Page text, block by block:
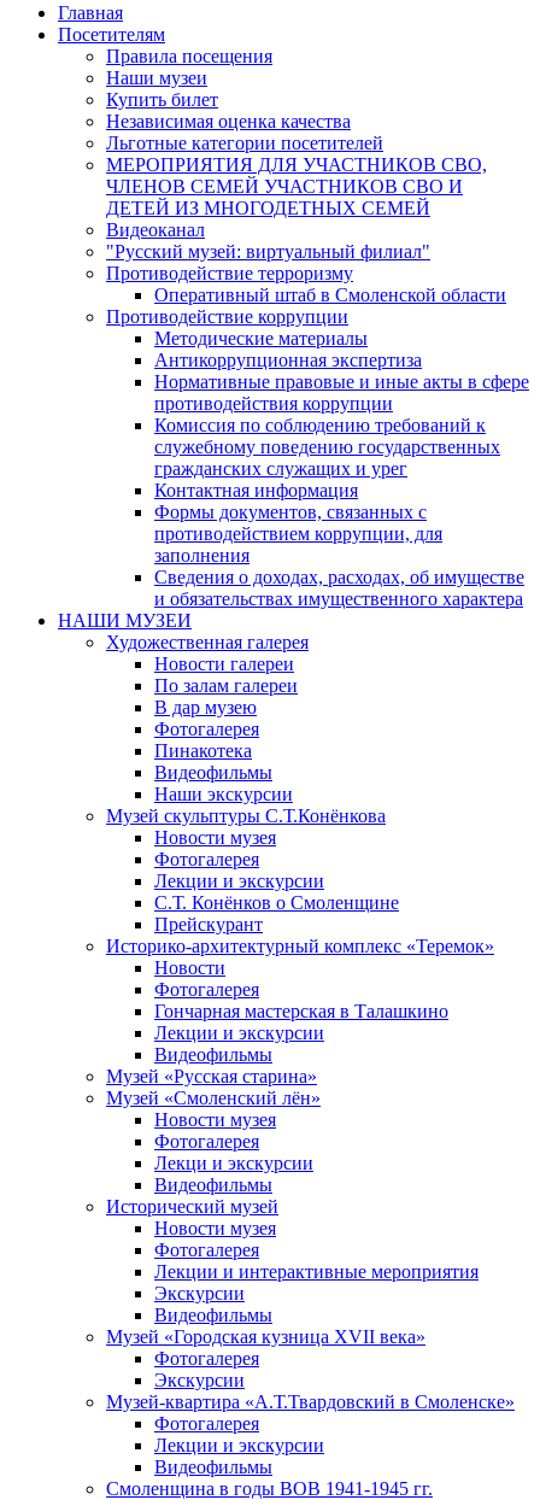
Главная
Посетителям
Правила посещения
Наши музеи
Купить билет
Независимая оценка качества
Льготные категории посетителей
МЕРОПРИЯТИЯ ДЛЯ УЧАСТНИКОВ СВО,
ЧЛЕНОВ СЕМЕЙ УЧАСТНИКОВ СВО И
ДЕТЕЙ ИЗ МНОГОДЕТНЫХ СЕМЕЙ
Видеоканал
"Русский музей: виртуальный филиал"
Противодействие терроризму
Оперативный штаб в Смоленской области
Противодействие коррупции
Методические материалы
Антикоррупционная экспертиза
Нормативные правовые и иные акты в сфере
противодействия коррупции
Комиссия по соблюдению требований к
служебному поведению государственных
гражданских служащих и урег
Контактная информация
Формы документов, связанных с
противодействием коррупции, для
заполнения
Сведения о доходах, расходах, об имуществе
и обязательствах имущественного характера
НАШИ МУЗЕИ
Художественная галерея
Новости галереи
По залам галереи
В дар музею
Фотогалерея
Пинакотека
Видеофильмы
Наши экскурсии
Музей скульптуры С.Т.Конёнкова
Новости музея
Фотогалерея
Лекции и экскурсии
С.Т. Конёнков о Смоленщине
Прейскурант
Историко-архитектурный комплекс «Теремок»
Новости
Фотогалерея
Гончарная мастерская в Талашкино
Лекции и экскурсии
Видеофильмы
Музей «Русская старина»
Музей «Смоленский лён»
Новости музея
Фотогалерея
Лекци и экскурсии
Видеофильмы
Исторический музей
Новости музея
Фотогалерея
Лекции и интерактивные мероприятия
Экскурсии
Видеофильмы
Музей «Городская кузница XVII века»
Фотогалерея
Экскурсии
Музей-квартира «А.Т.Твардовский в Смоленске»
Фотогалерея
Лекции и экскурсии
Видеофильмы
Смоленщина в годы ВОВ 1941-1945 гг.